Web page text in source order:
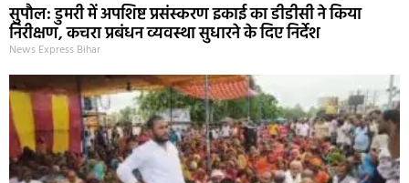
सुपौल: डुमरी में अपशिष्ट प्रसंस्करण इकाई का डीडीसी ने किया
निरीक्षण, कचरा प्रबंधन व्यवस्था सुधारने के दिए निर्देश
News Express Bihar